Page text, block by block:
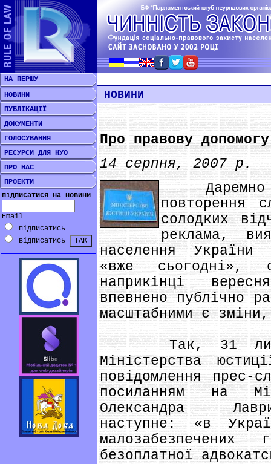
НА ПЕРШУ
НОВИНИ
ПУБЛІКАЦІЇ
ДОКУМЕНТИ
ГОЛОСУВАННЯ
РЕСУРСИ ДЛЯ НУО
ПРО НАС
ПРОЕКТИ
підписатися на новини
Email
підписатись
відписатись
НОВИНИ
Про правову
14 серпня, 2007 р.
Даремно
повторення
солодких
реклама,
населення України
«вже сьогодні»,
наприкінці
впевнено публічно
масштабними є
Так, 31 липня
Міністерства
повідомлення прес-
посиланням на
Олександра
наступне: «в
безоплатної